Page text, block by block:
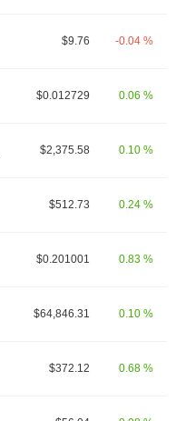
$9.76 -0.04 %
$0.012729 0.06 %
$2,375.58 0.10 %
$512.73 0.24 %
$0.201001 0.83 %
$64,846.31 0.10 %
$372.12 0.68 %